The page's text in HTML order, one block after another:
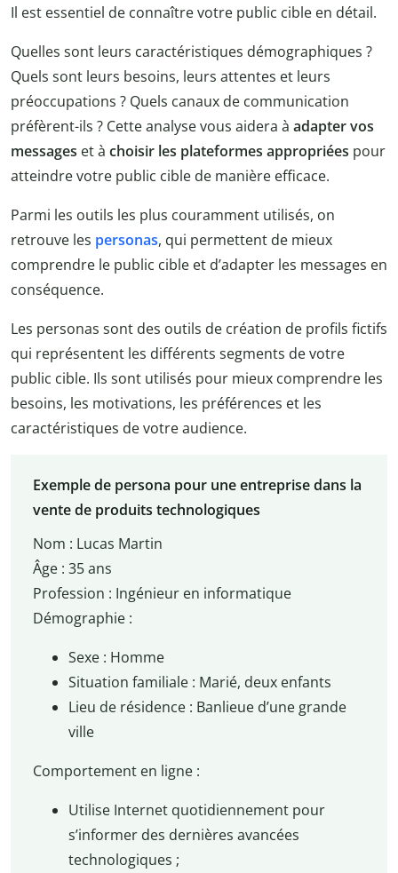
Il est essentiel de connaître votre public cible en détail.
Quelles sont leurs caractéristiques démographiques ?
Quels sont leurs besoins, leurs attentes et leurs
préoccupations ? Quels canaux de communication
préfèrent-ils ? Cette analyse vous aidera à adapter vos
messages et à choisir les plateformes appropriées pour
atteindre votre public cible de manière efficace.
Parmi les outils les plus couramment utilisés, on
retrouve les personas, qui permettent de mieux
comprendre le public cible et d’adapter les messages en
conséquence.
Les personas sont des outils de création de profils fictifs
qui représentent les différents segments de votre
public cible. Ils sont utilisés pour mieux comprendre les
besoins, les motivations, les préférences et les
caractéristiques de votre audience.
Exemple de persona pour une entreprise dans la
vente de produits technologiques
Nom : Lucas Martin
Âge : 35 ans
Profession : Ingénieur en informatique
Démographie :
Sexe : Homme
Situation familiale : Marié, deux enfants
Lieu de résidence : Banlieue d’une grande
ville
Comportement en ligne :
Utilise Internet quotidiennement pour
s’informer des dernières avancées
technologiques ;